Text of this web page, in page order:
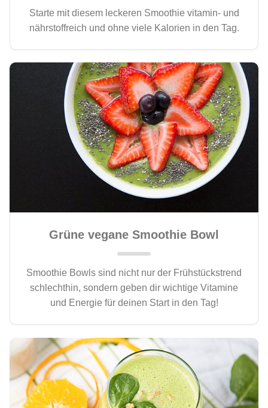
Starte mit diesem leckeren Smoothie vitamin- und
nährstoffreich und ohne viele Kalorien in den Tag.
Grüne vegane Smoothie Bowl
Smoothie Bowls sind nicht nur der Frühstückstrend
schlechthin, sondern geben dir wichtige Vitamine
und Energie für deinen Start in den Tag!